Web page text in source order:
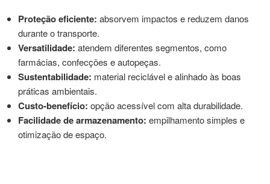
Proteção eficiente: absorvem impactos e reduzem danos
durante o transporte.
Versatilidade: atendem diferentes segmentos, como
farmácias, confecções e autopeças.
Sustentabilidade: material reciclável e alinhado às boas
práticas ambientais.
Custo-benefício: opção acessível com alta durabilidade.
Facilidade de armazenamento: empilhamento simples e
otimização de espaço.